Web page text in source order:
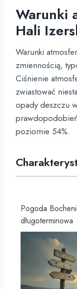
Warunki
Hali
Warunki
zmiennością,
Ciśnienie
zwiastować
opady deszczu
poziomie 54%.
Pogoda
długoterminowa